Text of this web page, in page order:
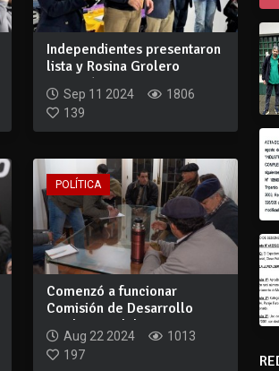
Independientes presentaron
lista y Rosina Grolero
asumirá ro...
Sep 11 2024
1806
139
POLÍTICA
Comenzó a funcionar
Comisión de Desarrollo
Productivo del In...
Aug 22 2024
1013
197